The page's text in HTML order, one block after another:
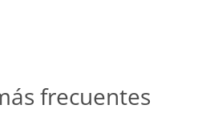
frecuentes